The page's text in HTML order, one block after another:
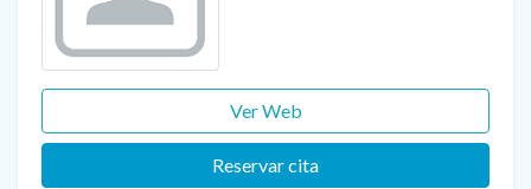
Ver Web
Reservar cita